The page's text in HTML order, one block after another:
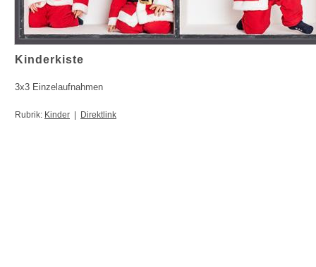
Kinderkiste
3x3 Einzelaufnahmen
Rubrik: Kinder Direktlink